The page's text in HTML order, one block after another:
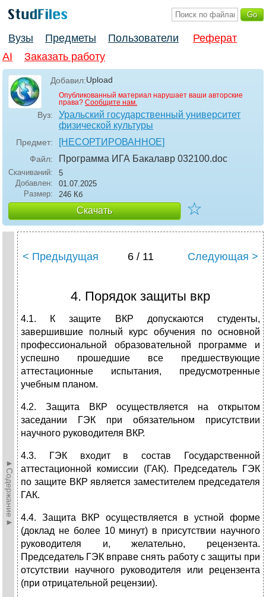
Вузы Предметы Пользователи
Реферат
AI
Заказать работу
Добавил:Upload
Опубликованный материал нарушает ваши авторские
права? Сообщите нам.
Вуз:
Уральский государственный университет
физической культуры
Предмет: [НЕСОРТИРОВАННОЕ]
Файл: Программа ИГА Бакалавр 032100.doc
Скачиваний:
5
Добавлен:
01.07.2025
Размер:
246 Кб
Скачать ☆
►Содержание►
< Предыдущая 6 / 11 Следующая >
4. Порядок защиты вкр
4.1. К защите ВКР допускаются студенты,
завершившие полный курс обучения по основной
профессиональной образовательной программе и
успешно прошедшие все предшествующие
аттестационные испытания, предусмотренные
учебным планом.
4.2. Защита ВКР осуществляется на открытом
заседании ГЭК при обязательном присутствии
научного руководителя ВКР.
4.3. ГЭК входит в состав Государственной
аттестационной комиссии (ГАК). Председатель ГЭК
по защите ВКР является заместителем председателя
ГАК.
4.4. Защита ВКР осуществляется в устной форме
(доклад не более 10 минут) в присутствии научного
руководителя и, желательно, рецензента.
Председатель ГЭК вправе снять работу с защиты при
отсутствии научного руководителя или рецензента
(при отрицательной рецензии).